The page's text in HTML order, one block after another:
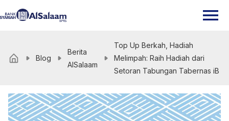
Blog
Berita
AlSalaam
Top Up Berkah, Hadiah
Melimpah: Raih Hadiah dari
Setoran Tabungan Tabernas iB